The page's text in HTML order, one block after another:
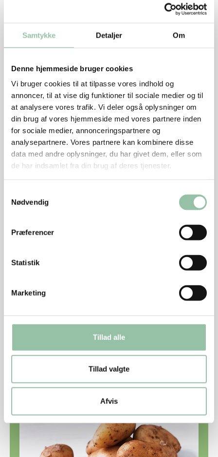
Samtykke Detaljer Om
Denne hjemmeside bruger cookies
Vi bruger cookies til at tilpasse vores indhold og
annoncer, til at vise dig funktioner til sociale medier og til
at analysere vores trafik. Vi deler også oplysninger om
din brug af vores hjemmeside med vores partnere inden
for sociale medier, annonceringspartnere og
analysepartnere. Vores partnere kan kombinere disse
data med andre oplysninger, du har givet dem, eller som
de har indsamlet fra din brug af deres tjenester.
Nødvendig
Præferencer
Statistik
Marketing
Tillad alle
Tillad valgte
Afvis
Gode tips til madlavning
Du bevarer bedst kartoflens næringsstoffer,
når du tilbereder den med skræl. Skrub
kartoflen grundigt ren for jord, og tilbered
kartoflen som du plejer med skrællen på.
Kartofler skal i vand, lige efter de er
kontakt med ilten i luften.
at koge.
tætsluttende låg – det nedsætter nemlig
effektivt.
Husk også, at på massekogeplader og
glaskeramiske kogeplader kan du slukke
cirka fem minutter, før kartoflerne er kogt.
Dermed sparer du yderligere energi.